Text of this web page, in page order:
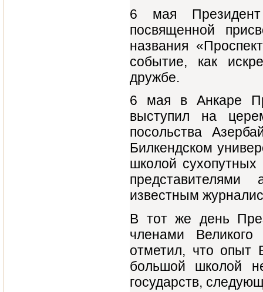
6 мая
посвященной
названия
событие, как
дружбе.
6 мая в Анкаре
выступил на
посольства
Билкендском
школой
известным
В тот же день
членами
отметил, что опыт
большой школой
государств,